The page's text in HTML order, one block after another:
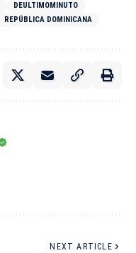
DEULTIMOMINUTO
REPÚBLICA DOMINICANA
NEXT ARTICLE